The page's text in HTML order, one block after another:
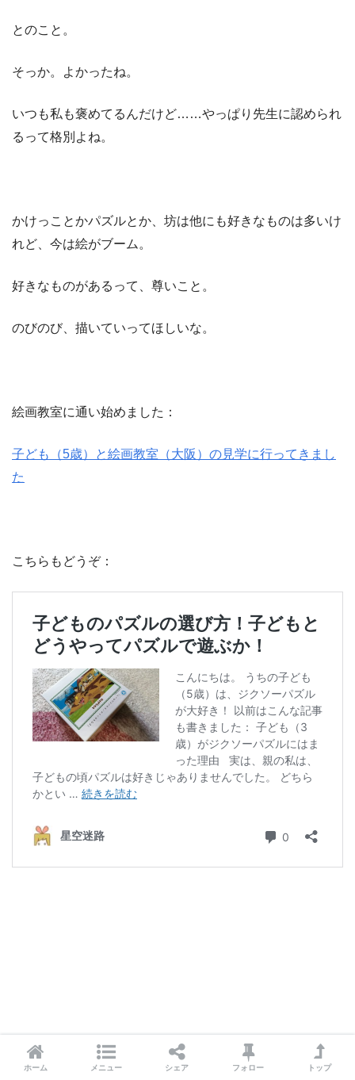
とのこと。
そっか。よかったね。
いつも私も褒めてるんだけど……やっぱり先生に認められ
るって格別よね。
かけっことかパズルとか、坊は他にも好きなものは多いけ
れど、今は絵がブーム。
好きなものがあるって、尊いこと。
のびのび、描いていってほしいな。
絵画教室に通い始めました：
子ども（5歳）と絵画教室（大阪）の見学に行ってきまし
た
こちらもどうぞ：
ホーム メニュー シェア フォロー トップ